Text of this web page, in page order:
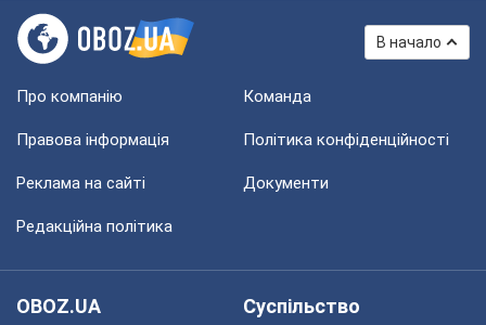
В начало
Про компанію Команда
Правова інформація Політика конфіденційності
Реклама на сайті Документи
Редакційна політика
OBOZ.UA
Суспільство